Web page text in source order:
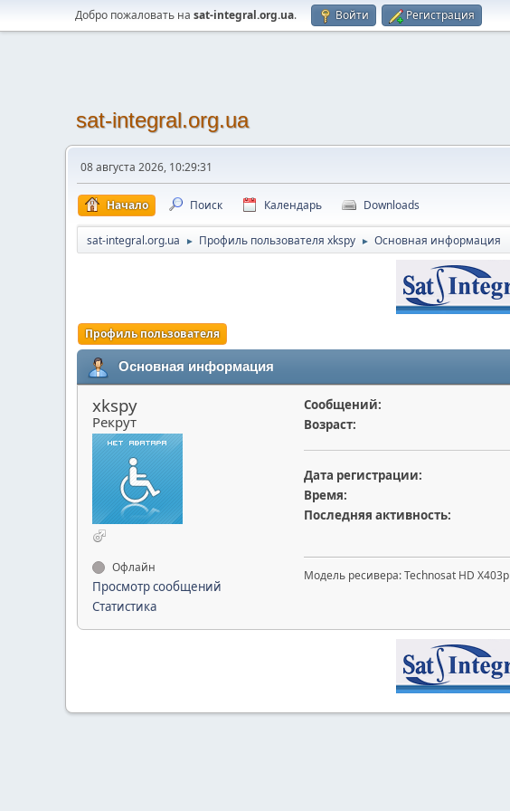
Добро пожаловать на sat-integral.org.ua. Войти Регистрация
sat-integral.org.ua
08 августа 2026, 10:29:31
Начало Поиск Календарь Downloads
sat-integral.org.ua ► Профиль пользователя xkspy ► Основная информация
Профиль пользователя
Основная информация
xkspy
Рекрут
Офлайн
Просмотр сообщений
Статистика
Сообщений:
Возраст:
Дата регистрации:
Время:
Последняя активность:
Модель ресивера: Technosat HD X403p